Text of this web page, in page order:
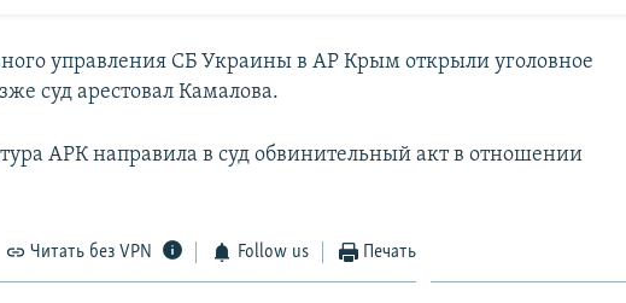
управления СБ Украины в АР Крым открыли уголовное
суд арестовал Камалова.
АРК направила в суд обвинительный акт в отношении
Читать без VPN Follow us Печать